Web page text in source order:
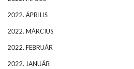
2022. ÁPRILIS
2022. MÁRCIUS
2022. FEBRUÁR
2022. JANUÁR